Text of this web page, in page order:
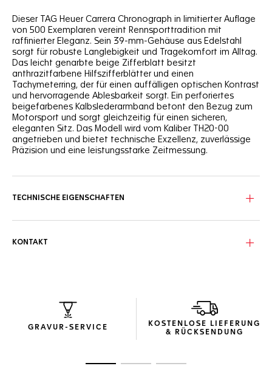
Dieser TAG Heuer Carrera Chronograph in limitierter Auflage
von 500 Exemplaren vereint Rennsporttradition mit
raffinierter Eleganz. Sein 39-mm-Gehäuse aus Edelstahl
sorgt für robuste Langlebigkeit und Tragekomfort im Alltag.
Das leicht genarbte beige Zifferblatt besitzt
anthrazitfarbene Hilfszifferblätter und einen
Tachymeterring, der für einen auffälligen optischen Kontrast
und hervorragende Ablesbarkeit sorgt. Ein perforiertes
beigefarbenes Kalbslederarmband betont den Bezug zum
Motorsport und sorgt gleichzeitig für einen sicheren,
eleganten Sitz. Das Modell wird vom Kaliber TH20-00
angetrieben und bietet technische Exzellenz, zuverlässige
Präzision und eine leistungsstarke Zeitmessung.
TECHNISCHE EIGENSCHAFTEN
KONTAKT
GRAVUR-SERVICE
KOSTENLOSE LIEFERUNG
& RÜCKSENDUNG